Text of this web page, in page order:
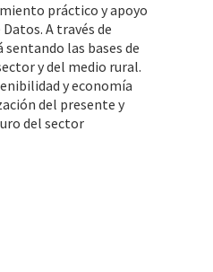
práctico y apoyo
A través de
las bases de
y del medio rural.
y economía
del presente y
del sector